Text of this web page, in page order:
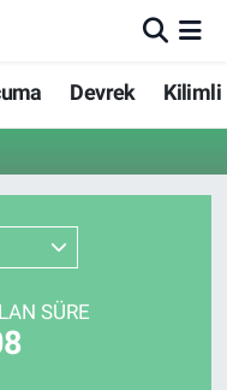
Devrek Kilimli
SÜRE